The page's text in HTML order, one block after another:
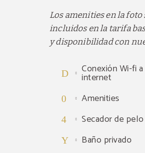
Los amenities en la
incluidos en la tarifa
y disponibilidad con
Conexión Wi-fi a
internet
Amenities
Secador de pelo
Baño privado